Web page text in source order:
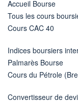
Accueil Bourse
Tous les cours
Cours CAC 40
Indices boursiers
Palmarès Bourse
Cours du Pétrole
Convertisseur de